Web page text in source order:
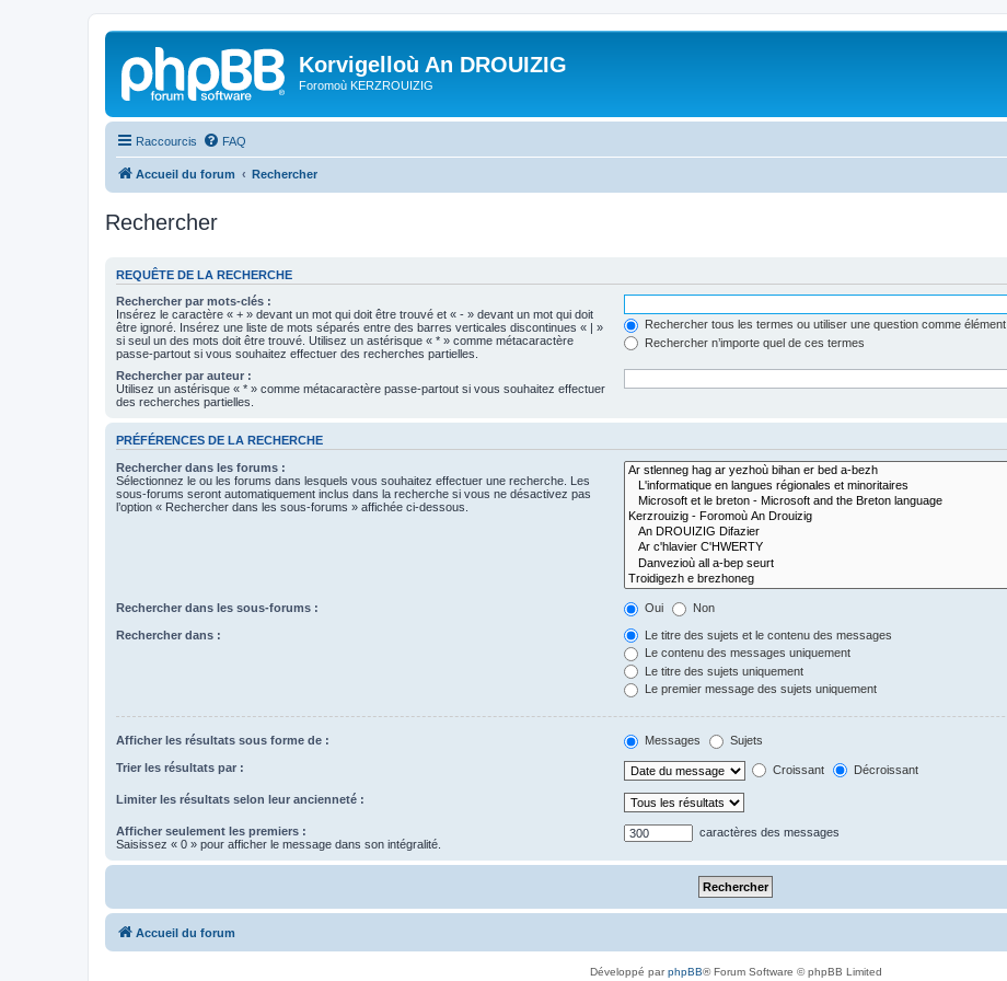
Korvigelloù An DROUIZIG
Foromoù KERZROUIZIG
Raccourcis FAQ
Accueil du forum Rechercher
Rechercher
REQUÊTE DE LA RECHERCHE
Rechercher par mots-clés :
Insérez le caractère « + » devant un mot qui doit être trouvé et « - » devant un mot qui doit
être ignoré. Insérez une liste de mots séparés entre des barres verticales discontinues « | »
si seul un des mots doit être trouvé. Utilisez un astérisque « * » comme métacaractère
passe-partout si vous souhaitez effectuer des recherches partielles.
Rechercher tous les termes ou utiliser une question comme élément
Rechercher n’importe quel de ces termes
Rechercher par auteur :
Utilisez un astérisque « * » comme métacaractère passe-partout si vous souhaitez effectuer
des recherches partielles.
PRÉFÉRENCES DE LA RECHERCHE
Rechercher dans les forums :
Sélectionnez le ou les forums dans lesquels vous souhaitez effectuer une recherche. Les
sous-forums seront automatiquement inclus dans la recherche si vous ne désactivez pas
l’option « Rechercher dans les sous-forums » affichée ci-dessous.
Rechercher dans les sous-forums : Oui Non
Rechercher dans :
Le titre des sujets et le contenu des messages
Le contenu des messages uniquement
Le titre des sujets uniquement
Le premier message des sujets uniquement
Afficher les résultats sous forme de : Messages Sujets
Trier les résultats par : Croissant Décroissant
Limiter les résultats selon leur ancienneté :
Afficher seulement les premiers :
Saisissez « 0 » pour afficher le message dans son intégralité.
caractères des messages
Accueil du forum
Développé parphpBB® Forum Software © phpBB Limited